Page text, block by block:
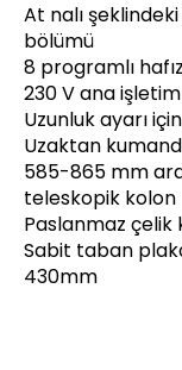
At nalı
bölümü
8 programlı
230 V ana
Uzunluk ayarı
Uzaktan
585-865 mm
teleskopik kolon
Paslanmaz
Sabit taban
430mm